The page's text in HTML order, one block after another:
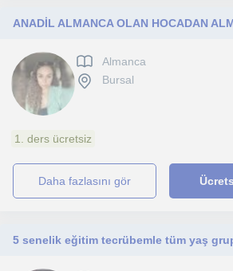
ANADİL ALMANCA OLAN HOCADAN
Almanca
Bursal
1. ders ücretsiz
daha fazlasını gör